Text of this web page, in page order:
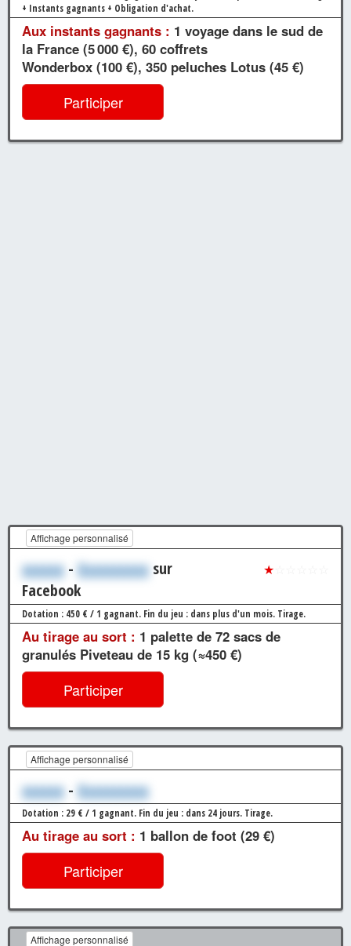
+ Instants gagnants + Obligation d'achat.
Aux instants gagnants : 1 voyage dans le sud de
la France (5 000 €), 60 coffrets
Wonderbox (100 €), 350 peluches Lotus (45 €)
Participer
Affichage personnalisé
xxxxxx-Xxxxxxxxxxsur
Facebook
★
Dotation : 450 € / 1 gagnant. Fin du jeu : dans plus d'un mois. Tirage.
Au tirage au sort : 1 palette de 72 sacs de
granulés Piveteau de 15 kg (≈450 €)
Participer
Affichage personnalisé
xxxxxx-Xxxxxxxxxx
Dotation : 29 € / 1 gagnant. Fin du jeu : dans 24 jours. Tirage.
Au tirage au sort : 1 ballon de foot (29 €)
Participer
Affichage personnalisé